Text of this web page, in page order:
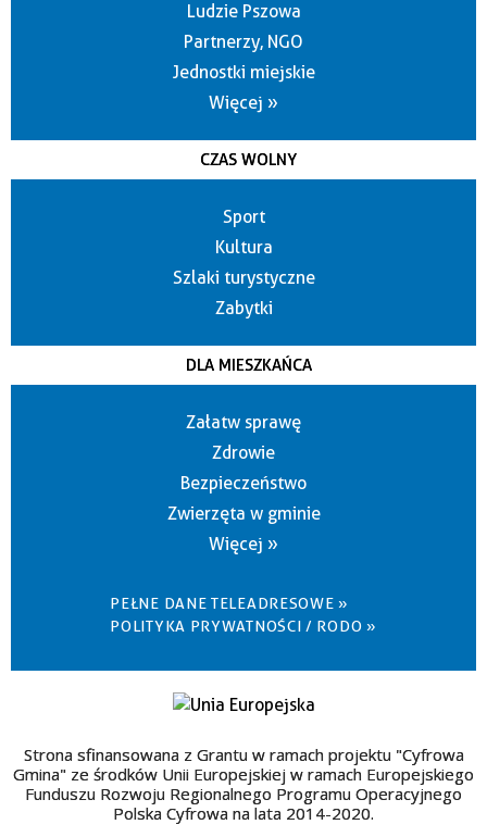
Ludzie Pszowa
Partnerzy, NGO
Jednostki miejskie
Więcej »
CZAS WOLNY
Sport
Kultura
Szlaki turystyczne
Zabytki
DLA MIESZKAŃCA
Załatw sprawę
Zdrowie
Bezpieczeństwo
Zwierzęta w gminie
Więcej »
PEŁNE DANE TELEADRESOWE »
POLITYKA PRYWATNOŚCI / RODO »
Strona sfinansowana z Grantu w ramach projektu "Cyfrowa
Gmina" ze środków Unii Europejskiej w ramach Europejskiego
Funduszu Rozwoju Regionalnego Programu Operacyjnego
Polska Cyfrowa na lata 2014-2020.